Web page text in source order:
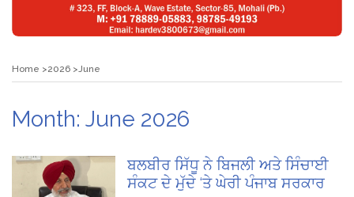
Home 2026 June
Month: June 2026
ਬਲਬੀਰ ਸਿੱਧੂ ਨੇ ਬਿਜਲੀ ਅਤੇ ਸਿੰਚਾਈ
ਸੰਕਟ ਦੇ ਮੁੱਦੇ ‘ਤੇ ਘੇਰੀ ਪੰਜਾਬ ਸਰਕਾਰ